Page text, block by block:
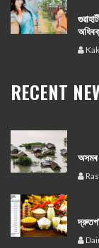
RECENT
অসমৰ